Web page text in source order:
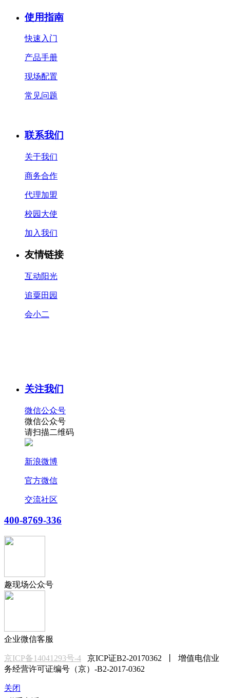
使用指南
快速入门
产品手册
现场配置
常见问题
联系我们
关于我们
商务合作
代理加盟
校园大使
加入我们
友情链接
互动阳光
追粟田园
会小二
关注我们
微信公众号
微信公众号
请扫描二维码
新浪微博
官方微信
交流社区
400-8769-336
趣现场公众号
企业微信客服
京ICP备14041293号-4 京ICP证B2-20170362 丨 增值电信业
务经营许可证编号（京）-B2-2017-0362
关闭